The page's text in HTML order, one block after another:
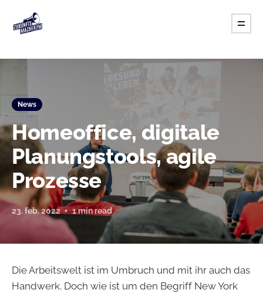
News
Homeoffice, digitale
Planungstools, agile
Prozesse
23. feb. 2022 1 min read
Die Arbeitswelt ist im Umbruch und mit ihr auch das
Handwerk. Doch wie ist um den Begriff New York